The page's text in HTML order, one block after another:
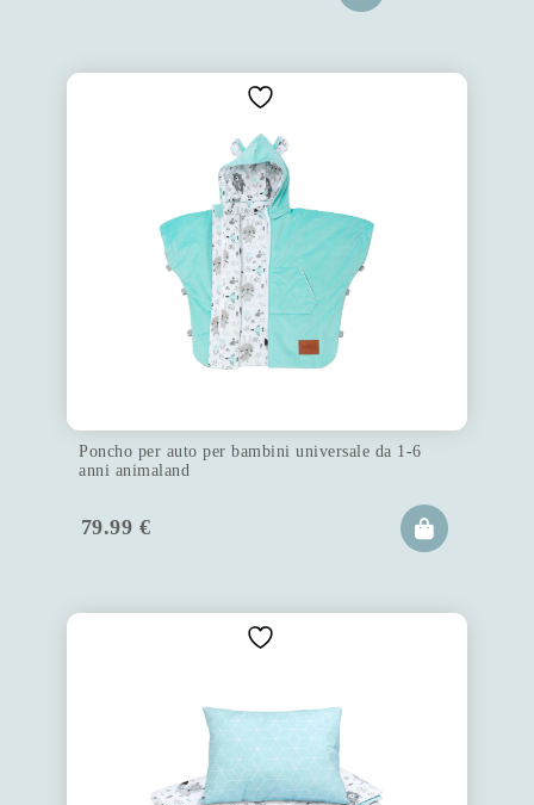
Poncho per auto per bambini universale da 1-6
anni animaland
79.99 €